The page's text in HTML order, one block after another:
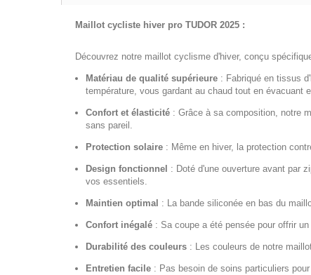
Maillot cycliste hiver pro TUDOR 2025 :
Découvrez notre maillot cyclisme d'hiver, conçu
Matériau de qualité supérieure : Fabriqué en tissus
température, vous gardant au chaud tout en évacuant
Confort et élasticité : Grâce à sa composition, notre
sans pareil.
Protection solaire : Même en hiver, la protection
Design fonctionnel : Doté d'une ouverture avant par
vos essentiels.
Maintien optimal : La bande siliconée en bas du
Confort inégalé : Sa coupe a été pensée pour offrir
Durabilité des couleurs : Les couleurs de notre
Entretien facile : Pas besoin de soins particuliers